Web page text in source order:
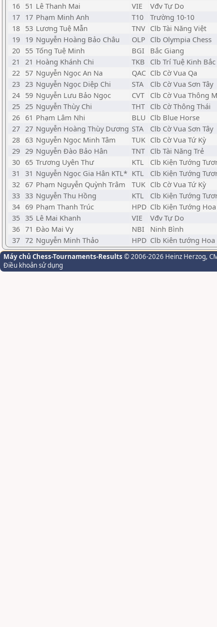
16 51 Lê Thanh Mai VIE
Vđv Tự Do
17 17 Phạm Minh Anh T10
Trường 10-10
18 53 Lương Tuệ Mẫn TNV Clb Tài Năng Việt
19 19 Nguyễn Hoàng Bảo Châu OLP Clb Olympia Chess
20 55 Tống Tuệ Minh BGI
Bắc Giang
21
21 Hoàng Khánh Chi TKB
Clb Trí Tuệ Kinh Bắc
22 57 Nguyễn Ngọc An Na QAC Clb Cờ Vua Qa
23 23 Nguyễn Ngọc Diệp Chi STA
Clb Cờ Vua Sơn Tây
24 59 Nguyễn Lưu Bảo Ngọc CVT
Clb Cờ Vua Thông
25 25 Nguyễn Thùy Chi THT Clb Cờ Thông Thái
26 61 Phạm Lâm Nhi BLU Clb Blue Horse
27 27 Nguyễn Hoàng Thùy Dương STA
Clb Cờ Vua Sơn Tây
28 63 Nguyễn Ngọc Minh Tâm TUK Clb Cờ Vua Tứ Kỳ
29 29 Nguyễn Đào Bảo Hân TNT Clb Tài Năng Trẻ
30 65 Trương Uyên Thư KTL
Clb Kiện Tướng
31
31 Nguyễn Ngọc Gia Hân KTL* KTL
Clb Kiện Tướng
32 67 Phạm Nguyễn Quỳnh Trâm TUK Clb Cờ Vua Tứ Kỳ
33 33 Nguyễn Thu Hồng KTL
Clb Kiện Tướng
34 69 Phạm Thanh Trúc HPD Clb Kiện Tướng
35 35 Lê Mai Khanh VIE
Vđv Tự Do
36 71 Đào Mai Vy NBI
Ninh Bình
37 72 Nguyễn Minh Thảo HPD Clb Kiên tướng
Máy chủ Chess-Tournaments-Results © 2006-2026 Heinz Herzog,
Điều khoản sử dụng